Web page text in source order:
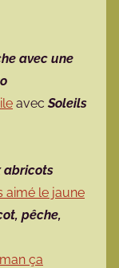
avec une
avecSoleils
abricots
aimé le jaune
pêche,
ça